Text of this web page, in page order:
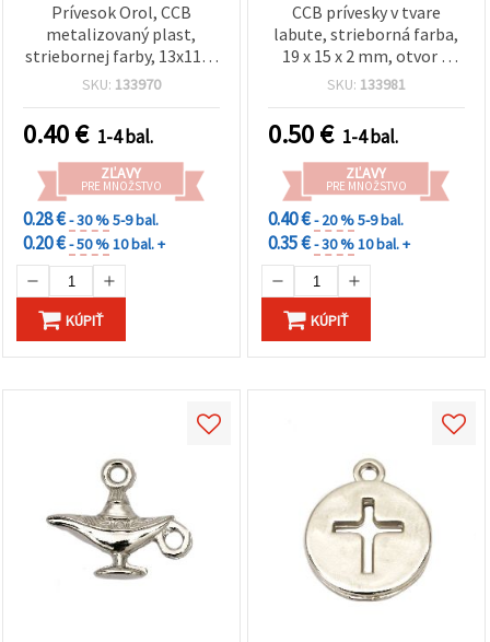
Prívesok Orol, CCB
metalizovaný plast,
striebornej farby, 13x11x4
mm, otvor 2 mm, na
SKU: 133970
0.40€ 1-4 bal.
ZĽAVY
PRE MNOŽSTVO
0.28 €- 30 %5-9 bal.
0.20 €- 50 %10 bal. +
KÚPIŤ
CCB prívesky v tvare
labute, strieborná farba,
19 x 15 x 2 mm, otvor 1
mm, balenie 20 ks, na
a náhrdelníkov
SKU: 133981
0.50€ 1-4 bal.
ZĽAVY
PRE MNOŽSTVO
0.40 €- 20 %5-9 bal.
0.35 €- 30 %10 bal. +
KÚPIŤ